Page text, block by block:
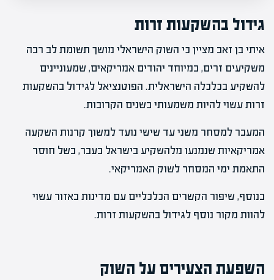
גידול בהשקעות זרות
איתי בן זאב מציין כי השוק הישראלי מושך תשומת לב רבה
משקיעים זרים, במיוחד יהודים אמריקאים, שמעוניינים
להשקיע בכלכלה הישראלית. הפוטנציאל לגידול בהשקעות
זרות עשוי להיות משמעותי בשנים הקרובות.
המעבר למסחר משני עד שישי נועד למשוך קרנות השקעה
אמריקאיות שנמנעו מלהשקיע בישראל בעבר, בשל חוסר
התאמת ימי המסחר לשוק האמריקאי.
בנוסף, שיפור הקשרים הכלכליים עם מדינות באזור עשוי
להוות מקור נוסף לגידול בהשקעות זרות.
השפעת הצעירים על השוק